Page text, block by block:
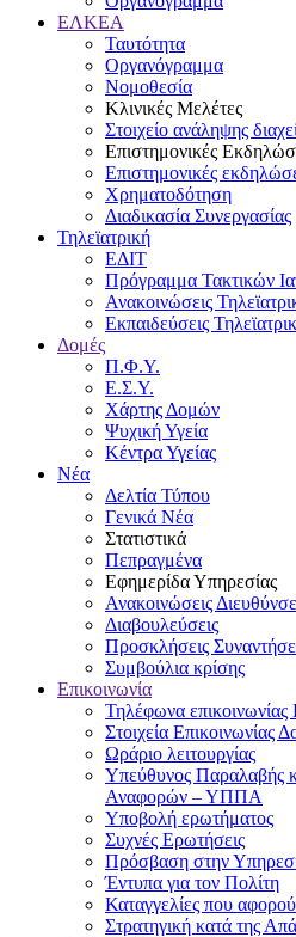
ΕΛΚΕΑ
Ταυτότητα
Οργανόγραμμα
Νομοθεσία
Κλινικές Μελέτες
Στοιχείο ανάληψης
Επιστημονικές
Επιστημονικές
Χρηματοδότηση
Διαδικασία Συνεργασίας
Τηλεϊατρική
ΕΔΙΤ
Πρόγραμμα Τακτικών
Ανακοινώσεις
Εκπαιδεύσεις
Δομές
Π.Φ.Υ.
Ε.Σ.Υ.
Χάρτης Δομών
Ψυχική Υγεία
Κέντρα Υγείας
Νέα
Δελτία Τύπου
Γενικά Νέα
Στατιστικά
Πεπραγμένα
Εφημερίδα Υπηρεσίας
Ανακοινώσεις
Διαβουλεύσεις
Προσκλήσεις
Συμβούλια κρίσης
Επικοινωνία
Τηλέφωνα επικοινωνίας
Στοιχεία
Ωράριο λειτουργίας
Υπεύθυνος Παραλαβής
Αναφορών – ΥΠΠΑ
Υποβολή ερωτήματος
Συχνές Ερωτήσεις
Πρόσβαση στην
Έντυπα για τον Πολίτη
Καταγγελίες που
Στρατηγική κατά της